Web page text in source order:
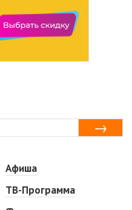
Афиша
ТВ-Программа